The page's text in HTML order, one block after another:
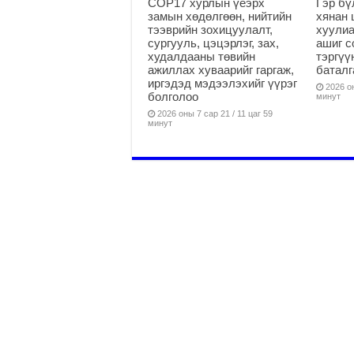
COP17 хурлын үеэрх
замын хөдөлгөөн, нийтийн
тээврийн зохицуулалт,
сургууль, цэцэрлэг, зах,
худалдааны төвийн
ажиллах хуваарийг гаргаж,
иргэдэд мэдээлэхийг үүрэг
болголоо
2026 оны 7 сар 21 / 11 цаг 59
минут
Гэр
хянан
ашиг
2026
минут